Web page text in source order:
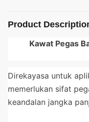
Product
Kawat Pegas
Direkayasa untuk
memerlukan sifat
keandalan jangka